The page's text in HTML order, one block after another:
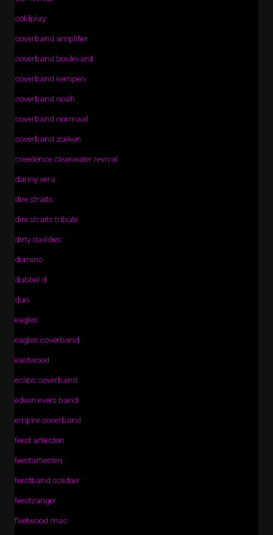
coldplay
coverband amplifier
coverband boulevard
coverband kempen
coverband noah
coverband normaal
coverband zoeken
creedence clearwater revival
danny vera
dire straits
dire straits tribute
dirty daddies
domino
dubbel d
duo
eagles
eagles coverband
eastwood
eclips coverband
edwin evers band
empire coverband
feest artiesten
feestartiesten
feestband solidair
feestzanger
fleetwood mac